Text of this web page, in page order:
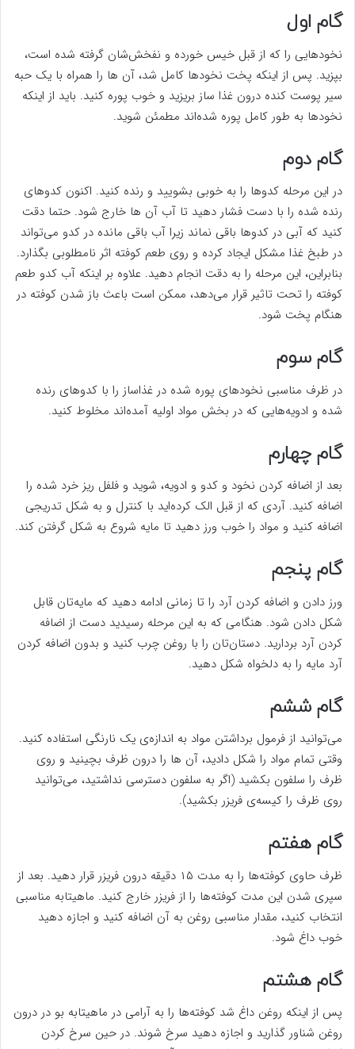
گام اول
نخودهایی را که از قبل خیس خورده و نفخش‌شان گرفته شده است،
بپزید. پس از اینکه پخت نخودها کامل شد، آن ها را همراه با یک حبه
سیر پوست کنده درون غذا ساز بریزید و خوب پوره کنید. باید از اینکه
نخودها به طور کامل پوره شده‌اند مطمئن شوید.
گام دوم
در این مرحله کدوها را به خوبی بشویید و رنده کنید. اکنون کدوهای
رنده شده را با دست فشار دهید تا آب آن ها خارج شود. حتما دقت
کنید که آبی در کدوها باقی نماند زیرا آب باقی مانده در کدو می‌تواند
در طبخ غذا مشکل ایجاد کرده و روی طعم کوفته اثر نامطلوبی بگذارد.
بنابراین، این مرحله را به دقت انجام دهید. علاوه بر اینکه آب کدو طعم
کوفته را تحت تاثیر قرار می‌دهد، ممکن است باعث باز شدن کوفته در
هنگام پخت شود.
گام سوم
در ظرف مناسبی نخودهای پوره شده در غذاساز را با کدوهای رنده
شده و ادویه‌هایی که در بخش مواد اولیه آمده‌اند مخلوط کنید.
گام چهارم
بعد از اضافه کردن نخود و کدو و ادویه، شوید و فلفل ریز خرد شده را
اضافه کنید. آردی که از قبل الک کرده‌اید با کنترل و به شکل تدریجی
اضافه کنید و مواد را خوب ورز دهید تا مایه شروع به شکل گرفتن کند.
گام پنجم
ورز دادن و اضافه کردن آرد را تا زمانی ادامه دهید که مایه‌تان قابل
شکل دادن شود. هنگامی که به این مرحله رسیدید دست از اضافه
کردن آرد بردارید. دستان‌تان را با روغن چرب کنید و بدون اضافه کردن
آرد مایه را به دلخواه شکل دهید.
گام ششم
می‌توانید از فرمول برداشتن مواد به اندازه‌ی یک نارنگی استفاده کنید.
وقتی تمام مواد را شکل دادید، آن ها را درون ظرف بچینید و روی
ظرف را سلفون بکشید (اگر به سلفون دسترسی نداشتید، می‌توانید
روی ظرف را کیسه‌ی فریزر بکشید).
گام هفتم
ظرف حاوی کوفته‌ها را به مدت ۱۵ دقیقه درون فریزر قرار دهید. بعد از
سپری شدن این مدت کوفته‌ها را از فریزر خارج کنید. ماهیتابه مناسبی
انتخاب کنید، مقدار مناسبی روغن به آن اضافه کنید و اجازه دهید
خوب داغ شود.
گام هشتم
پس از اینکه روغن داغ شد کوفته‌ها را به آرامی در ماهیتابه بو در درون
روغن شناور گذارید و اجازه دهید سرخ شوند. در حین سرخ کردن